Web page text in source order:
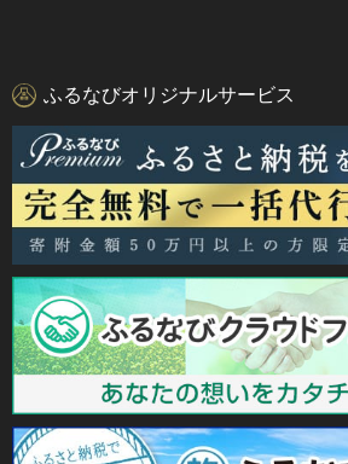
ふるなびオリジナルサービス